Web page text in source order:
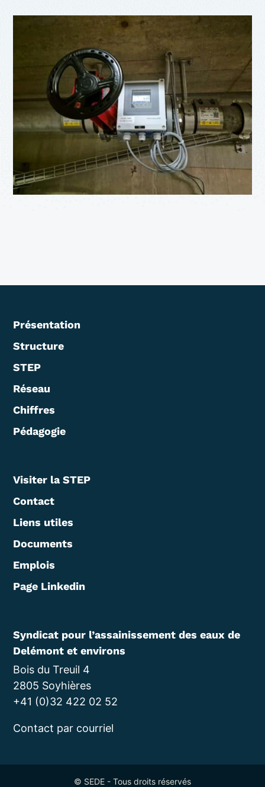
Présentation
Structure
STEP
Réseau
Chiffres
Pédagogie
Visiter la STEP
Contact
Liens utiles
Documents
Emplois
Page Linkedin
Syndicat pour l’assainissement des eaux de
Delémont et environs
Bois du Treuil 4
2805 Soyhières
+41 (0)32 422 02 52
Contact par courriel
© SEDE - Tous droits réservés